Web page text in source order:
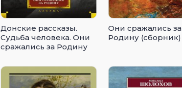
Донские рассказы.
Судьба человека. Они
сражались за Родину
Они сражались за
Родину (сборник)